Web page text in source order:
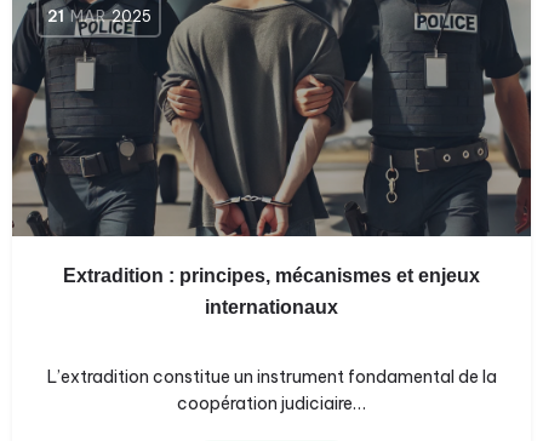
21 MAR 2025
Extradition : principes, mécanismes et enjeux
internationaux
L’extradition constitue un instrument fondamental de la
coopération judiciaire…